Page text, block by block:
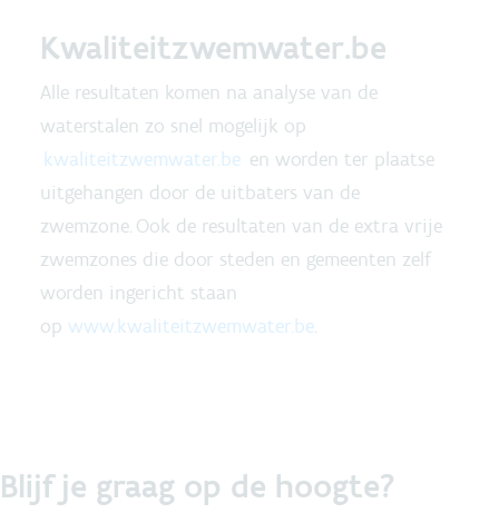
Kwaliteitzwemwater.be
Alle resultaten komen na analyse van de
waterstalen zo snel mogelijk op
kwaliteitzwemwater.be en worden ter plaatse
uitgehangen door de uitbaters van de
zwemzone. Ook de resultaten van de extra vrije
zwemzones die door steden en gemeenten zelf
worden ingericht staan
op www.kwaliteitzwemwater.be.
Blijf je graag op de hoogte?